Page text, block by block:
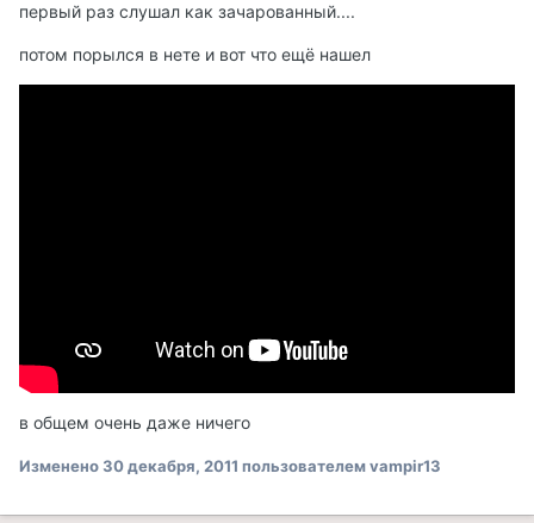
первый раз слушал как зачарованный....
потом порылся в нете и вот что ещё нашел
в общем очень даже ничего
Изменено30 декабря, 2011 пользователем vampir13